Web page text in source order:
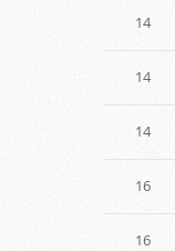
14
14
14
16
16